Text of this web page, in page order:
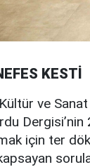
KESTİ
ve
Dergisi’nin
için ter